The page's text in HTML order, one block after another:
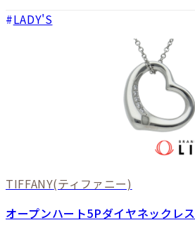
LADY'S
TIFFANY(ティファニー)
オープンハート5Pダイヤネックレス